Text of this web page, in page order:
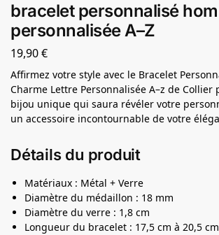
bracelet personnalisé
personnalisée A–Z
19,90€
Affirmez votre style avec le Bracelet
Charme Lettre Personnalisée A–z de Collier
bijou unique qui saura révéler votre
un accessoire incontournable de votre
Détails du produit
Matériaux : Métal + Verre
Diamètre du médaillon : 18 mm
Diamètre du verre : 1,8 cm
Longueur du bracelet : 17,5 cm à 20,5